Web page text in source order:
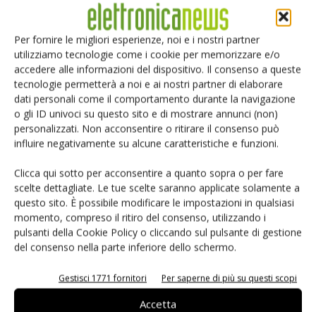
Per fornire le migliori esperienze, noi e i nostri partner
utilizziamo tecnologie come i cookie per memorizzare e/o
accedere alle informazioni del dispositivo. Il consenso a queste
tecnologie permetterà a noi e ai nostri partner di elaborare
dati personali come il comportamento durante la navigazione
o gli ID univoci su questo sito e di mostrare annunci (non)
personalizzati. Non acconsentire o ritirare il consenso può
influire negativamente su alcune caratteristiche e funzioni.
Clicca qui sotto per acconsentire a quanto sopra o per fare
scelte dettagliate. Le tue scelte saranno applicate solamente a
questo sito. È possibile modificare le impostazioni in qualsiasi
momento, compreso il ritiro del consenso, utilizzando i
pulsanti della Cookie Policy o cliccando sul pulsante di gestione
del consenso nella parte inferiore dello schermo.
Gestisci 1771 fornitori Per saperne di più su questi scopi
Accetta
TAG Eventi Internet delle Cose IoT
Facebook Twitter
ARTICOLI CORRELATI ALTRO DALL'AUTORE
ELETTRONICA ITALIA – Ecco chi
espone